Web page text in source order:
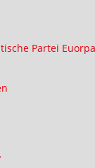
Partei